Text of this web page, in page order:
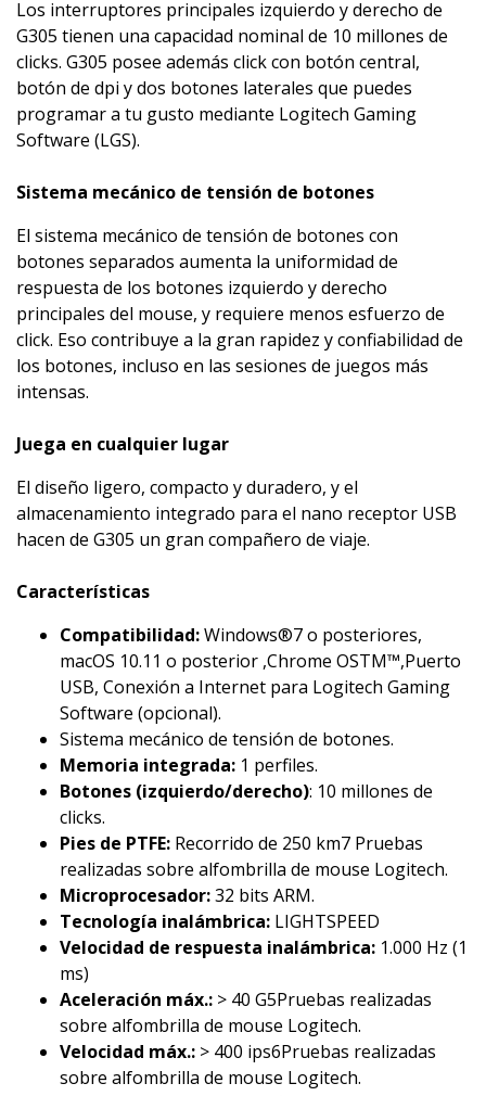
Los interruptores principales izquierdo y derecho de
G305 tienen una capacidad nominal de 10 millones de
clicks. G305 posee además click con botón central,
botón de dpi y dos botones laterales que puedes
programar a tu gusto mediante Logitech Gaming
Software (LGS).
Sistema mecánico de tensión de botones
El sistema mecánico de tensión de botones con
botones separados aumenta la uniformidad de
respuesta de los botones izquierdo y derecho
principales del mouse, y requiere menos esfuerzo de
click. Eso contribuye a la gran rapidez y confiabilidad de
los botones, incluso en las sesiones de juegos más
intensas.
Juega en cualquier lugar
El diseño ligero, compacto y duradero, y el
almacenamiento integrado para el nano receptor USB
hacen de G305 un gran compañero de viaje.
Características
Compatibilidad:Windows®7 o posteriores,
macOS 10.11 o posterior ,Chrome OSTM™,Puerto
USB, Conexión a Internet para Logitech Gaming
Software (opcional).
Sistema mecánico de tensión de botones.
Memoria integrada: 1 perfiles.
Botones (izquierdo/derecho): 10 millones de
clicks.
Pies de PTFE: Recorrido de 250 km7 Pruebas
realizadas sobre alfombrilla de mouse Logitech.
Microprocesador:32 bits ARM.
Tecnología inalámbrica: LIGHTSPEED
Velocidad de respuesta inalámbrica: 1.000 Hz (1
ms)
Aceleración máx.: > 40 G5Pruebas realizadas
sobre alfombrilla de mouse Logitech.
Velocidad máx.: > 400 ips6Pruebas realizadas
sobre alfombrilla de mouse Logitech.